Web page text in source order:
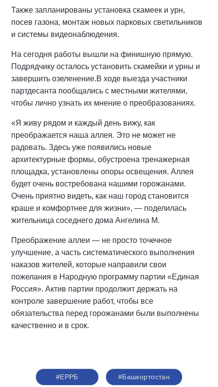
Также запланированы установка скамеек и урн,
посев газона, монтаж новых парковых светильников
и системы видеонаблюдения.
На сегодня работы вышли на финишную прямую.
Подрядчику осталось установить скамейки и урны и
завершить озеленение.В ходе выезда участники
партдесанта пообщались с местными жителями,
чтобы лично узнать их мнение о преобразованиях.
«Я живу рядом и каждый день вижу, как
преображается наша аллея. Это не может не
радовать. Здесь уже появились новые
архитектурные формы, обустроена тренажерная
площадка, установлены опоры освещения. Аллея
будет очень востребована нашими горожанами.
Очень приятно видеть, как наш город становится
краше и комфортнее для жизни», — поделилась
жительница соседнего дома Ангелина М.
Преображение аллеи — не просто точечное
улучшение, а часть систематического выполнения
наказов жителей, которые направили свои
пожелания в Народную программу партии «Единая
Россия». Актив партии продолжит держать на
контроле завершение работ, чтобы все
обязательства перед горожанами были выполнены
качественно и в срок.
#ЕРРБ #Башкортостан